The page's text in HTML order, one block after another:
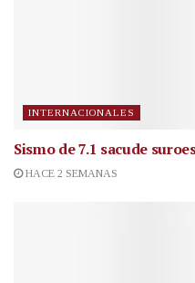
INTERNACIONALES
Sismo de 7.1 sacude
HACE 2 SEMANAS